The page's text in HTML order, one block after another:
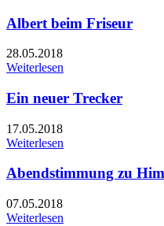
Albert beim Friseur
28.05.2018
Weiterlesen
Ein neuer Trecker
17.05.2018
Weiterlesen
Abendstimmung zu
07.05.2018
Weiterlesen